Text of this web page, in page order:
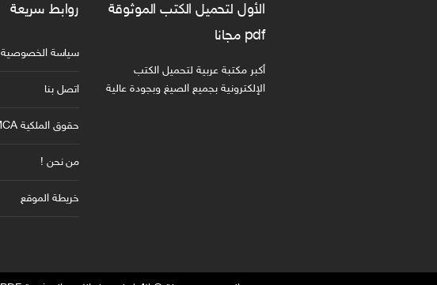
الأول لتحميل الكتب الموثوقة
pdf مجانا
أكبر مكتبة عربية لتحميل الكتب
الإلكترونية بجميع الصيغ وبجودة عالية
روابط سريعة
سياسة الخصوصية
اتصل بنا
حقوق الملكية DMCA
من نحن !
خريطة الموقع